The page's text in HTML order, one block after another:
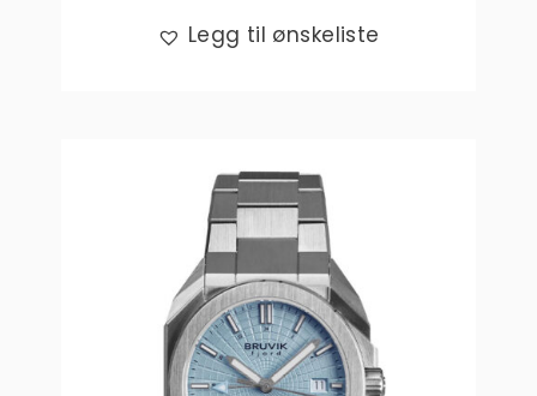
Legg til ønskeliste